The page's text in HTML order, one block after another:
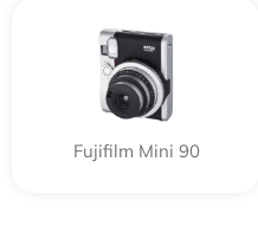
Fujifilm Mini 90